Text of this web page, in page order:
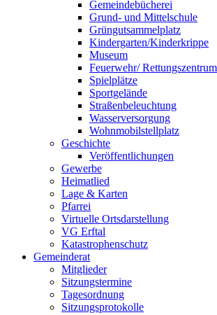
Gemeindebücherei
Grund- und Mittelschule
Grüngutsammelplatz
Kindergarten/Kinderkrippe
Museum
Feuerwehr/ Rettungszentrum
Spielplätze
Sportgelände
Straßenbeleuchtung
Wasserversorgung
Wohnmobilstellplatz
Geschichte
Veröffentlichungen
Gewerbe
Heimatlied
Lage & Karten
Pfarrei
Virtuelle Ortsdarstellung
VG Erftal
Katastrophenschutz
Gemeinderat
Mitglieder
Sitzungstermine
Tagesordnung
Sitzungsprotokolle